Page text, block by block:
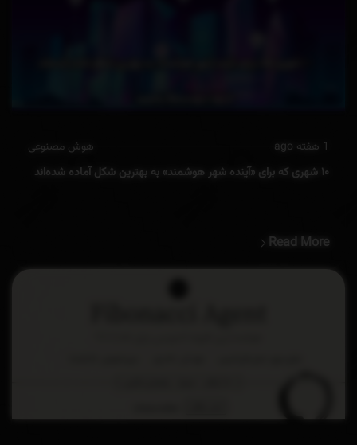
1 هفته ago
هوش مصنوعی
۱۰ شهری که برای «آینده شهر هوشمند» به بهترین شکل آماده شده‌اند
Read More